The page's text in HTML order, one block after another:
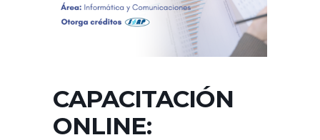
CAPACITACIÓN
ONLINE: